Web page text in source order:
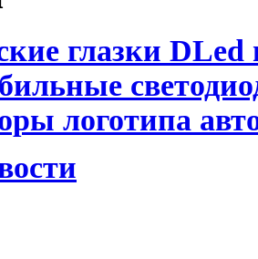
глазки DLed
логотипа